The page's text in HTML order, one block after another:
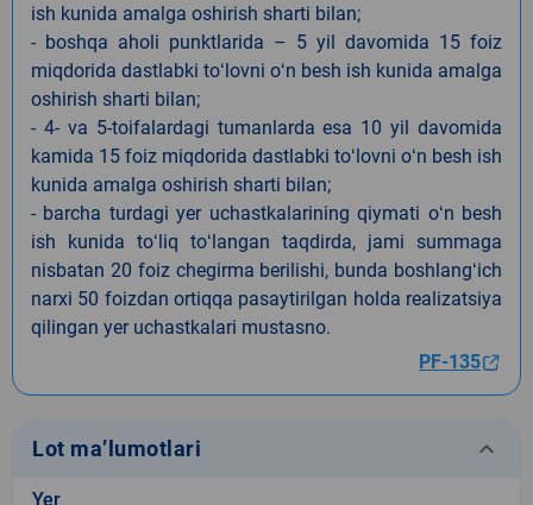
ish kunida amalga oshirish sharti bilan;
- boshqa aholi punktlarida – 5 yil davomida 15 foiz
miqdorida dastlabki toʻlovni oʻn besh ish kunida amalga
oshirish sharti bilan;
- 4- va 5-toifalardagi tumanlarda esa 10 yil davomida
kamida 15 foiz miqdorida dastlabki toʻlovni oʻn besh ish
kunida amalga oshirish sharti bilan;
- barcha turdagi yer uchastkalarining qiymati oʻn besh
ish kunida toʻliq toʻlangan taqdirda, jami summaga
nisbatan 20 foiz chegirma berilishi, bunda boshlangʻich
narxi 50 foizdan ortiqqa pasaytirilgan holda realizatsiya
qilingan yer uchastkalari mustasno.
PF-135
Lot ma’lumotlari keyboard_arrow_down
Yer